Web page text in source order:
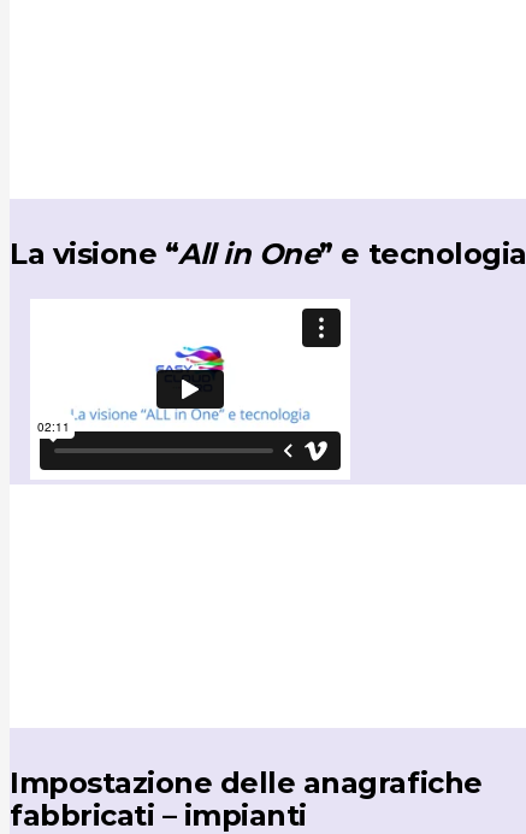
La visione “All in One” e tecnologia
Impostazione delle anagrafiche
fabbricati – impianti